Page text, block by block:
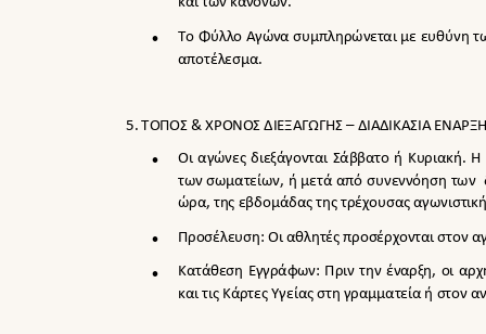

Το Φύλλο Αγώνα συμπληρώνεται με ευθύνη
αποτέλεσμα.
5. ΤΟΠΟΣ & ΧΡΟΝΟΣ ΔΙΕΞΑΓΩΓΗΣ – ΔΙΑΔΙΚΑΣΙΑ

Οι αγώνες διεξάγονται Σάββατο ή Κυριακή.
των σωματείων, ή μετά από συνεννόηση των
ώρα, της εβδομάδας της τρέχουσας


Προσέλευση: Οι αθλητές προσέρχονται στον
Κατάθεση Εγγράφων: Πριν την έναρξη, οι
και τις Κάρτες Υγείας στη γραμματεία ή στον